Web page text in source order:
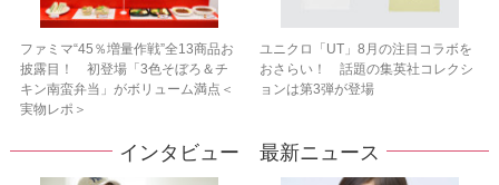
ファミマ“45％増量作戦”全13商品お
披露目！ 初登場「3色そぼろ＆チ
キン南蛮弁当」がボリューム満点＜
実物レポ＞
ユニクロ「UT」8月の注目コラボを
おさらい！ 話題の集英社コレクシ
ョンは第3弾が登場
インタビュー 最新ニュース